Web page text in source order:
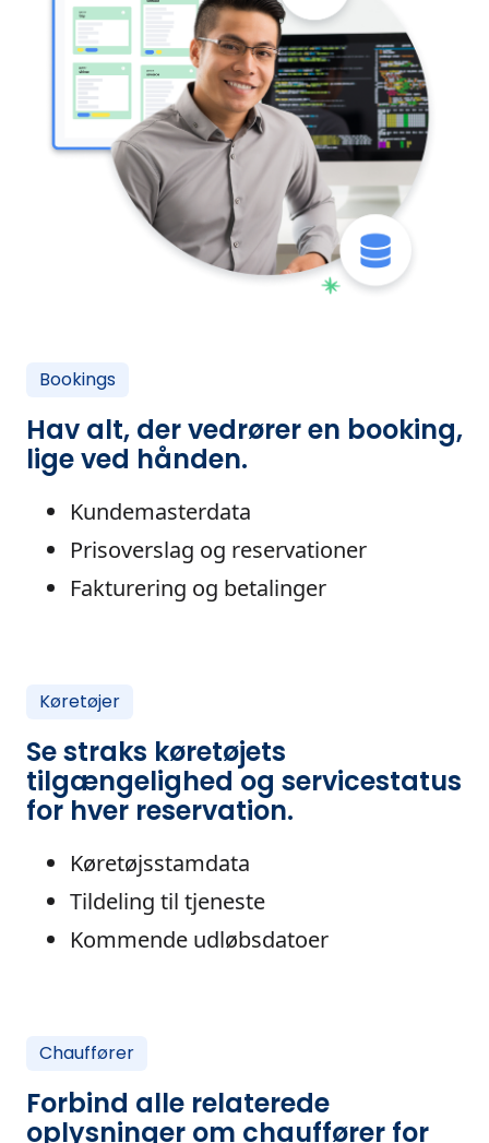
Bookings
Hav alt, der vedrører en booking,
lige ved hånden.
Kundemasterdata
Prisoverslag og reservationer
Fakturering og betalinger
Køretøjer
Se straks køretøjets
tilgængelighed og servicestatus
for hver reservation.
Køretøjsstamdata
Tildeling til tjeneste
Kommende udløbsdatoer
Chauffører
Forbind alle relaterede
oplysninger om chauffører for